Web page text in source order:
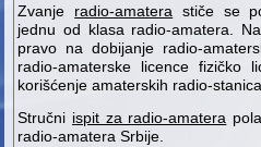
Zvanje radio-amatera stiče se
jednu od klasa radio-amatera.
pravo na dobijanje radio-
radio-amaterske licence fizičko
korišćenje amaterskih radio-
Stručni ispit za radio-amatera
radio-amatera Srbije.